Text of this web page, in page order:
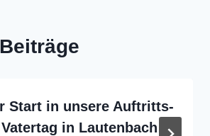
Start in unsere Auftritts-
in Lautenbach